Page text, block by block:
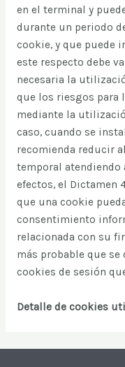
en el terminal y
durante un periodo
cookie, y que puede
este respecto debe
necesaria la
que los riesgos para
mediante la
caso, cuando se
recomienda reducir
temporal atendiendo
efectos, el Dictamen
que una cookie
consentimiento
relacionada con su
más probable que
cookies de sesión
Detalle de cookies